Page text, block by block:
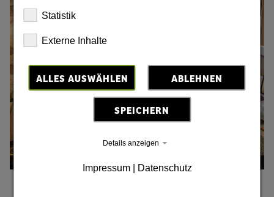
Mühlbastei Bautzen © Kevin Sauer
Statistik
Externe Inhalte
ALLES AUSWÄHLEN ABLEHNEN
SPEICHERN
Details anzeigen
Impressum| Datenschutz